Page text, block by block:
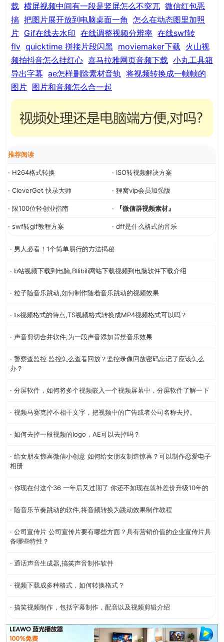
载 横屏视频中间有一段是竖屏怎么不突兀 微信红包恶
搞 把图片展开放到电脑桌面一角 怎么在动态图里加照
片 Gif在线去水印 在线调整视频分辨率 在线swf转
flv quicktime 拼接片段闪黑 moviemaker下载 火山视
频拍抖音怎么挂红心 喜马拉雅网页音频下载 小丸工具箱
导出字幕 ae怎样删除素材音轨 将视频转换成一帧帧的
图片 图片和音频怎么合一起
推荐阅读
· H264格式转换 · ISO转视频解决方案
· CleverGet 快录大师 · 狸窝vip会员加强版
· 限100位轻创业指南 · 『微信群视频素材』
· swf转gif教程方案 · dff是什么格式的音乐
· 男人必看！1个简单易行的方法揭秘
· b站视频下载到电脑,BIlibili网站下载视频到电脑软件下载介绍
· 粒子随音乐跳动,如何制作随着音乐跳动的视频效果
· ts视频格式的特点,TS视频格式转换成MP4视频格式可以吗？
· 声音剪切合并软件,为一段声音添加背景音乐效果
· 警察查监控 监控怎么查看回放？监控录像回放密码忘记了应该怎么
办？
· 分屏软件，如何将多个视频嵌入一个视频屏幕中，分屏软件了解一下
· 视频马赛克掉不相干文字，把视频中的广告或者公司名称去掉。
· 如何去掉一段视频的logo，AE可以去掉吗？
· 给女朋友惊喜微信小创意 如何给女朋友制造惊喜？可以制作恋爱电子
相册
· 你现在付这个36 一年后又过期了 你还不如现在就补差价升级10年的
· 随音乐节奏跳动的软件,将音频转换为跳动效果制作教程
· 公司宣传片 公司宣传片要有哪些方面？具有营销价值的企业宣传片具
备哪些特性？
· 通话声音生成器,搞笑声音制作软件
· 视频下载成多种格式，如何转换格式？
· 搞笑视频制作，包括字幕制作，配音以及视频剪辑介绍